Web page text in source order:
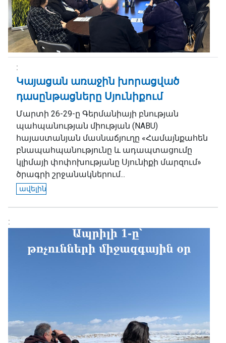
Կայացան առաջին խորացված
դասընթացները Սյունիքում
Մարտի 26-29-ը Գերմանիայի բնության
պահպանության միության (NABU)
հայաստանյան մասնաճյուղը «Համայնքահեն
բնապահպանությունը և ադապտացումը
կլիմայի փոփոխությանը Սյունիքի մարզում»
ծրագրի շրջանակներում...
ավելին